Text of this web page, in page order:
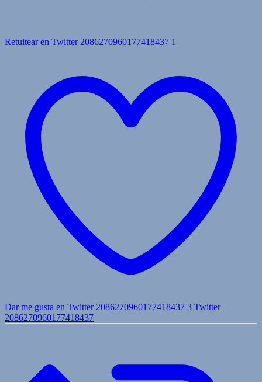
Retuitear en Twitter 2086270960177418437 1
Dar me gusta en Twitter 2086270960177418437 3 Twitter
2086270960177418437